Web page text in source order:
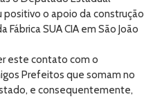
positivo o apoio da construção
SUA CIA em São João
este contato com o
Prefeitos que somam no
e consequentemente,